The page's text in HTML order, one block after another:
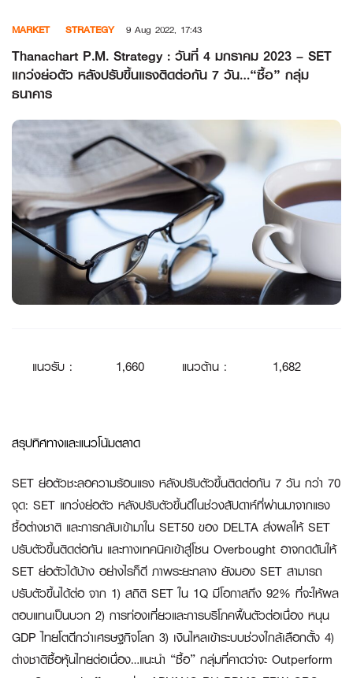
content
MARKET STRATEGY 9 Aug 2022, 17:43
Thanachart P.M. Strategy : วันที่ 4 มกราคม 2023 – SET
แกว่งย่อตัว หลังปรับขึ้นแรงติดต่อกัน 7 วัน…“ซื้อ” กลุ่ม
ธนาคาร
แนวรับ: 1,660 แนวต้าน : 1,682
สรุปทิศทางและแนวโน้มตลาด
SET ย่อตัวชะลอความร้อนแรง หลังปรับตัวขึ้นติดต่อกัน 7 วัน กว่า 70
จุด: SET แกว่งย่อตัว หลังปรับตัวขึ้นดีในช่วงสัปดาห์ที่ผ่านมาจากแรง
ซื้อต่างชาติ และการกลับเข้ามาใน SET50 ของ DELTA ส่งผลให้ SET
ปรับตัวขึ้นติดต่อกัน และทางเทคนิคเข้าสู่โซน Overbought อาจกดดันให้
SET ย่อตัวได้บ้าง อย่างไรก็ดี ภาพระยะกลาง ยังมอง SET สามารถ
ปรับตัวขึ้นได้ต่อ จาก 1) สถิติ SET ใน 1Q มีโอกาสถึง 92% ที่จะให้ผล
ตอบแทนเป็นบวก 2) การท่องเที่ยวและการบริโภคฟื้นตัวต่อเนื่อง หนุน
GDP ไทยโตดีกว่าเศรษฐกิจโลก 3) เงินไหลเข้าระบบช่วงใกล้เลือกตั้ง 4)
ต่างชาติซื้อหุ้นไทยต่อเนื่อง…แนะนำ “ซื้อ” กลุ่มที่คาดว่าจะ Outperform